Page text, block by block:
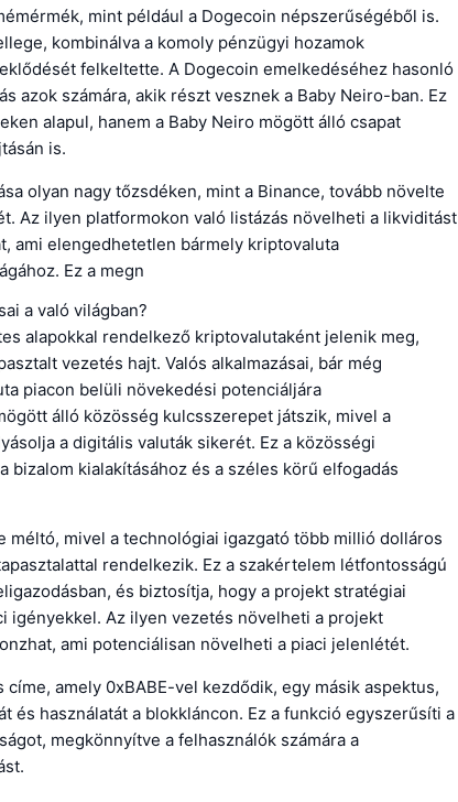
mint például a Dogecoin népszerűségéből is.
kombinálva a komoly pénzügyi hozamok
felkeltette. A Dogecoin emelkedéséhez hasonló
azok számára, akik részt vesznek a Baby Neiro-ban. Ez
alapul, hanem a Baby Neiro mögött álló csapat
is.
olyan nagy tőzsdéken, mint a Binance, tovább növelte
Az ilyen platformokon való listázás növelheti a likviditást
ami elengedhetetlen bármely kriptovaluta
Ez a megn
a való világban?
alapokkal rendelkező kriptovalutaként jelenik meg,
vezetés hajt. Valós alkalmazásai, bár még
piacon belüli növekedési potenciáljára
álló közösség kulcsszerepet játszik, mivel a
a digitális valuták sikerét. Ez a közösségi
kialakításához és a széles körű elfogadás
méltó, mivel a technológiai igazgató több millió dolláros
rendelkezik. Ez a szakértelem létfontosságú
és biztosítja, hogy a projekt stratégiai
igényekkel. Az ilyen vezetés növelheti a projekt
ami potenciálisan növelheti a piaci jelenlétét.
amely 0xBABE-vel kezdődik, egy másik aspektus,
és használatát a blokkláncon. Ez a funkció egyszerűsíti a
megkönnyítve a felhasználók számára a